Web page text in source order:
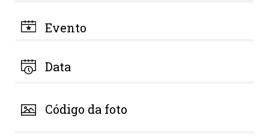
Evento
Data
Código da foto